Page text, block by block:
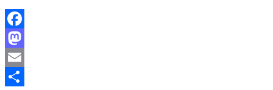
Facebook
Mastodon
Email